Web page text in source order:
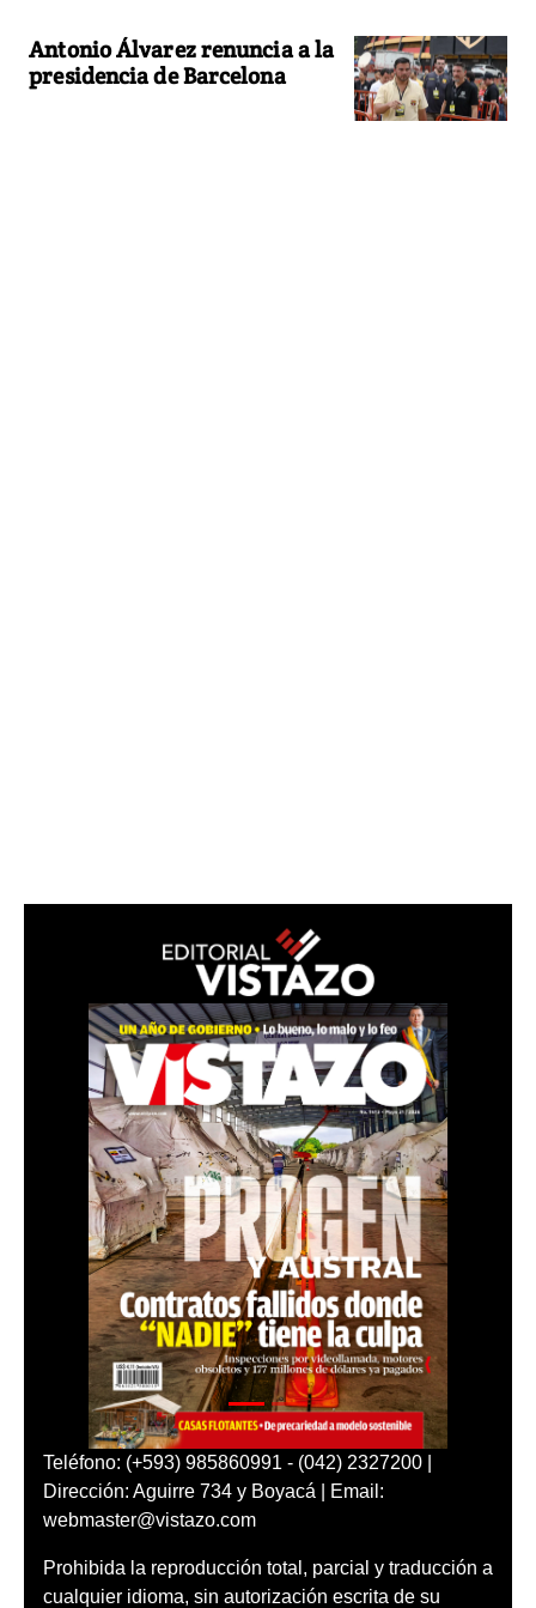
Antonio Álvarez renuncia a la
presidencia de Barcelona
Teléfono: (+593) 985860991 - (042) 2327200 |
Dirección: Aguirre 734 y Boyacá | Email:
webmaster@vistazo.com
Prohibida la reproducción total, parcial y traducción a
cualquier idioma, sin autorización escrita de su